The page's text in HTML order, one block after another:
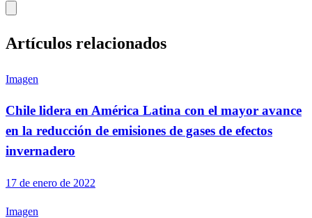
Artículos relacionados
Imagen
Chile lidera en América Latina con el mayor avance
en la reducción de emisiones de gases de efectos
invernadero
17 de enero de 2022
Imagen